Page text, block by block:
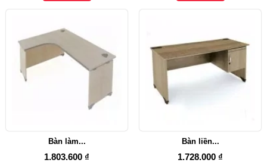
Bàn làm...
1.803.600 ₫
Bàn liền...
1.728.000 ₫